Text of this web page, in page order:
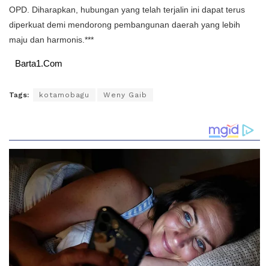
OPD. Diharapkan, hubungan yang telah terjalin ini dapat terus
diperkuat demi mendorong pembangunan daerah yang lebih
maju dan harmonis.***
Barta1.Com
Tags: kotamobagu Weny Gaib